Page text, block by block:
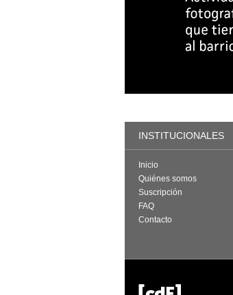
INSTITUCIONALES
Inicio
Quiénes somos
Suscripción
FAQ
Contacto